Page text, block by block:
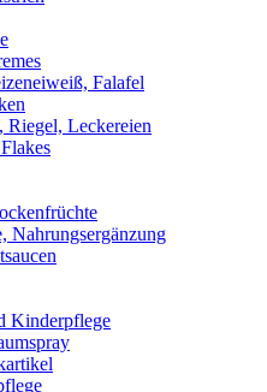
Falafel
Riegel, Leckereien
Nahrungsergänzung
Kinderpflege